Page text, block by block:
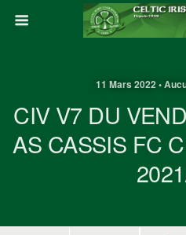
11 Mars 2022 •
CIV V7 DU
AS CASSIS FC